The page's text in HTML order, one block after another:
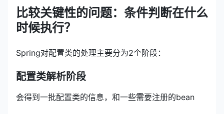
比较关键性的问题：条件判断在什么
时候执行？
Spring对配置类的处理主要分为2个阶段：
配置类解析阶段
会得到一批配置类的信息，和一些需要注册的bean